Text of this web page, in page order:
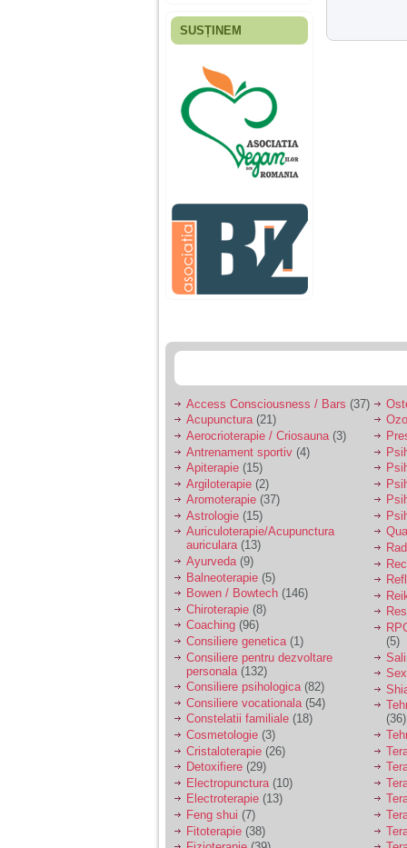
Fiica mea s-a nascut
ani, privind in urma
realizez cat de multe
greseli am facut in
educatia si cresterea
ei, am fost o mama
egoista, preocupata
de implinirea
profesionala, cand ea
era mica am neglijat-
agresiva, orice
greseala era taxata cu
o palma sau pedepse.
De 4 ani am o relatie
serioasa cu un barbat
sa se manifeste o
Ma aflu aici pentru ca
vreau sa stiu daca am
nevoie de un psiholog
sau psihiatru.
Sunt casatorita, am
31 de ani si un copil in
varsta de 2 ani care
mi-e lumina ochilor.
De ceva timp simt ca
mi s-a adunat
oboseala, o oboseala
cronica de care nu pot
scapa si simt ca din
cauza ei nu pot
controla nervii si
cateodata are copilul
de suferit.
Am o bariera peste
care nu pot trece:
prietena mea a ramas
insarcinata cu o fata.
Am fost de comun
acord sa facem un
copil, cu gandul ca e
baiat.
SUSȚINEM
Access Consciousness / Bars (37)
Acupunctura(21)
Aerocrioterapie / Criosauna (3)
Antrenament sportiv (4)
Apiterapie (15)
Argiloterapie (2)
Aromoterapie (37)
Astrologie (15)
Auriculoterapie/Acupunctura
auriculara(13)
Ayurveda(9)
Balneoterapie (5)
Bowen / Bowtech (146)
Chiroterapie (8)
Coaching (96)
Consiliere genetica(1)
Consiliere pentru dezvoltare
personala (132)
Consiliere psihologica(82)
Consiliere vocationala (54)
Constelatii familiale (18)
Cosmetologie (3)
Cristaloterapie (26)
Detoxifiere (29)
Electropunctura (10)
Electroterapie (13)
Feng shui (7)
Fitoterapie (38)
(5)
(36)